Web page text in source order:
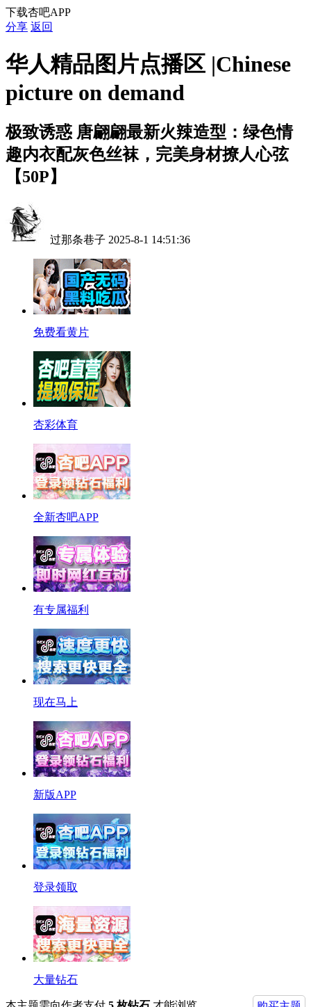
下载杏吧APP
分享 返回
华人精品图片点播区 |Chinese
picture on demand
极致诱惑 唐翩翩最新火辣造型：绿色情
趣内衣配灰色丝袜，完美身材撩人心弦
【50P】
过那条巷子 2025-8-1 14:51:36
免费看黄片
杏彩体育
全新杏吧APP
有专属福利
现在马上
新版APP
登录领取
大量钻石